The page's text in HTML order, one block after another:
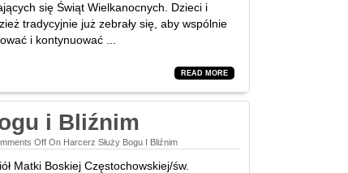
się Świąt Wielkanocnych. Dzieci i
tradycyjnie już zebrały się, aby wspólnie
i kontynuować ...
READ MORE
i Bliźnim
Off On Harcerz Służy Bogu I Bliźnim
Matki Boskiej Częstochowskiej/św.